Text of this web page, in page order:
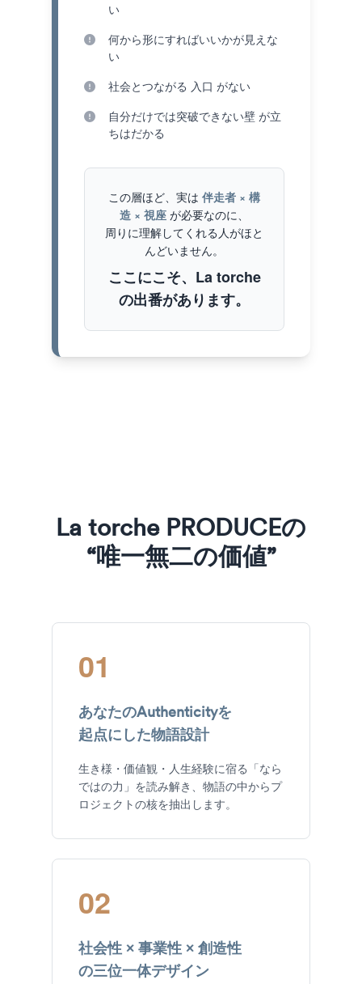
い
何から形にすればいいかが見えな
い
社会とつながる 入口 がない
自分だけでは突破できない壁 が立
ちはだかる
この層ほど、実は 伴走者 × 構
造 × 視座 が必要なのに、
周りに理解してくれる人がほと
んどいません。
ここにこそ、La torche
の出番があります。
La torche PRODUCEの
“唯一無二の価値”
01
あなたのAuthenticityを
起点にした物語設計
生き様・価値観・人生経験に宿る「なら
ではの力」を読み解き、物語の中からプ
ロジェクトの核を抽出します。
02
社会性 × 事業性 × 創造性
の三位一体デザイン